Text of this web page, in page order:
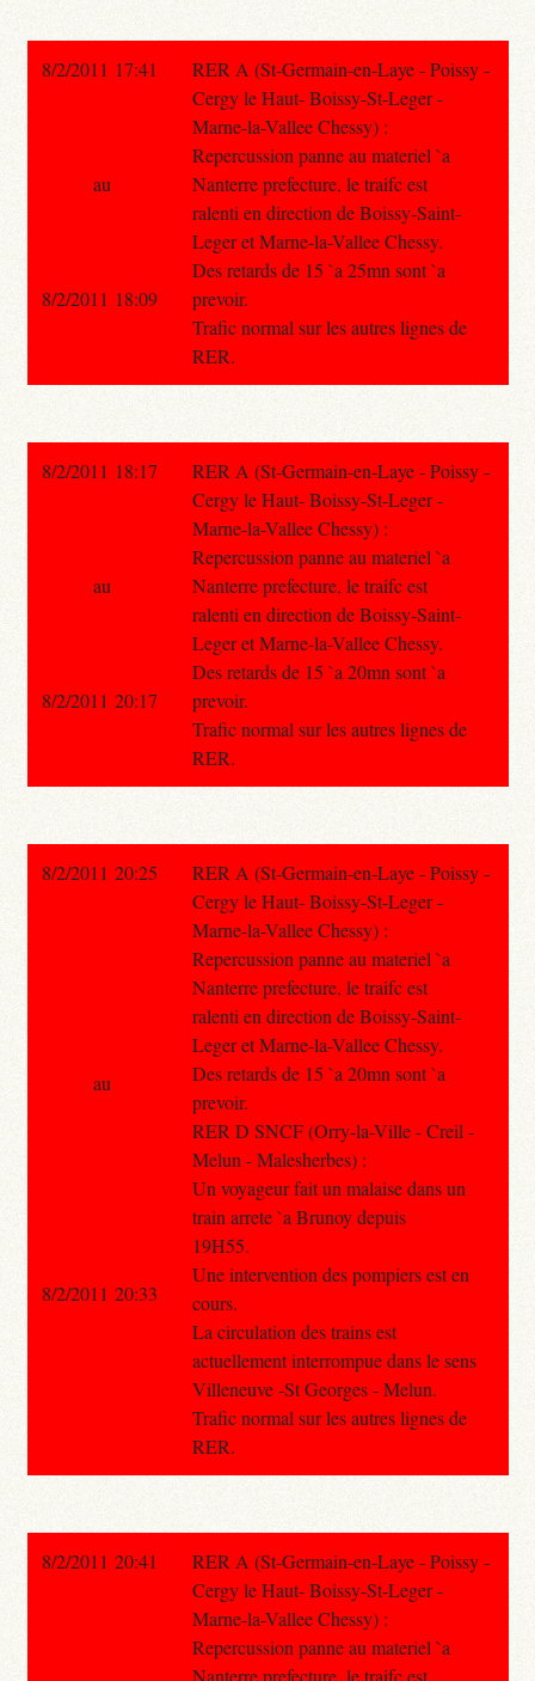
8/2/2011 17:41
RER A (St-Germain-en-Laye - Poissy -
Cergy le Haut- Boissy-St-Leger -
Marne-la-Vallee Chessy) :
Repercussion panne au materiel `a
Nanterre prefecture, le traifc est
ralenti en direction de Boissy-Saint-
Leger et Marne-la-Vallee Chessy.
Des retards de 15 `a 25mn sont `a
prevoir.
Trafic normal sur les autres lignes de
RER.
au
8/2/2011 18:09
8/2/2011 18:17
RER A (St-Germain-en-Laye - Poissy -
Cergy le Haut- Boissy-St-Leger -
Marne-la-Vallee Chessy) :
Repercussion panne au materiel `a
Nanterre prefecture, le traifc est
ralenti en direction de Boissy-Saint-
Leger et Marne-la-Vallee Chessy.
Des retards de 15 `a 20mn sont `a
prevoir.
Trafic normal sur les autres lignes de
RER.
au
8/2/2011 20:17
8/2/2011 20:25
RER A (St-Germain-en-Laye - Poissy -
Cergy le Haut- Boissy-St-Leger -
Marne-la-Vallee Chessy) :
Repercussion panne au materiel `a
Nanterre prefecture, le traifc est
ralenti en direction de Boissy-Saint-
Leger et Marne-la-Vallee Chessy.
Des retards de 15 `a 20mn sont `a
prevoir.
RER D SNCF (Orry-la-Ville - Creil -
Melun - Malesherbes) :
Un voyageur fait un malaise dans un
train arrete `a Brunoy depuis
19H55.
Une intervention des pompiers est en
cours.
La circulation des trains est
actuellement interrompue dans le sens
Villeneuve -St Georges - Melun.
Trafic normal sur les autres lignes de
RER.
au
8/2/2011 20:33
8/2/2011 20:41
RER A (St-Germain-en-Laye - Poissy -
Cergy le Haut- Boissy-St-Leger -
Marne-la-Vallee Chessy) :
Repercussion panne au materiel `a
Nanterre prefecture, le traifc est